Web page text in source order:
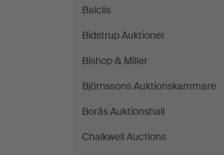
Balclis
Bidstrup Auktioner
Bishop & Miller
Björnssons Auktionskammare
Borås Auktionshall
Chalkwell Auctions